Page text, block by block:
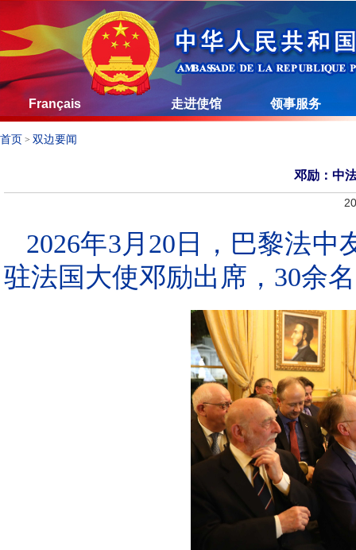
Français 走进使馆 领事服务
首页 > 双边要闻
邓励：中
2026年3月20日，巴黎法
驻法国大使邓励出席，30余